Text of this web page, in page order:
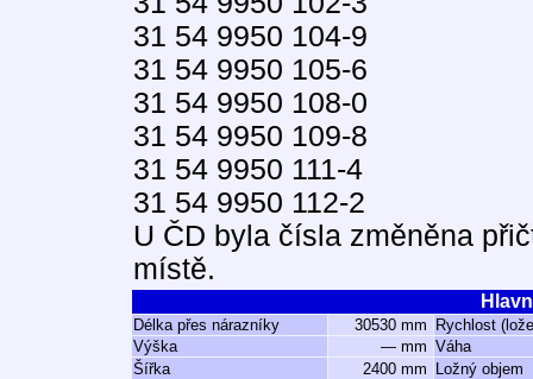
31 54 9950 104-9
31 54 9950 105-6
31 54 9950 108-0
31 54 9950 109-8
31 54 9950 111-4
31 54 9950 112-2
U ČD byla čísla změněna
místě.
Délka přes nárazníky 30530 mm
Rychlost
Výška
— mm Váha
Šířka
2400 mm
Ložný objem